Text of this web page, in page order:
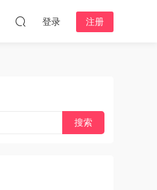
登录 注册